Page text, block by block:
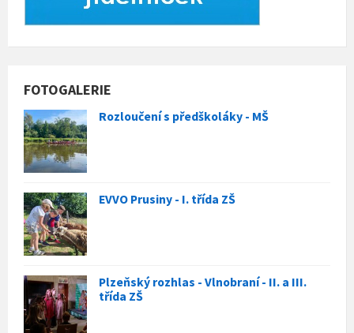
FOTOGALERIE
Rozloučení s předškoláky - MŠ
EVVO Prusiny - I. třída ZŠ
Plzeňský rozhlas - Vlnobraní - II. a III.
třída ZŠ